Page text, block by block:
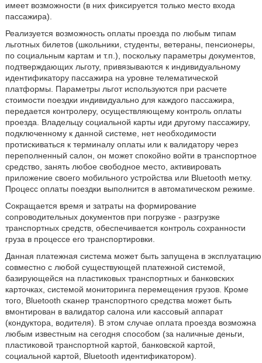
имеет возможности (в них фиксируется только место входа
пассажира).
Реализуется возможность оплаты проезда по любым типам
льготных билетов (школьники, студенты, ветераны, пенсионеры,
по социальным картам и т.п.), поскольку параметры документов,
подтверждающих льготу, привязываются к индивидуальному
идентификатору пассажира на уровне телематической
платформы. Параметры льгот используются при расчете
стоимости поездки индивидуально для каждого пассажира,
передается контролеру, осуществляющему контроль оплаты
проезда. Владельцу социальной карты иди другому пассажиру,
подключенному к данной системе, нет необходимости
протискиваться к терминалу оплаты или к валидатору через
переполненный салон, он может спокойно войти в транспортное
средство, занять любое свободное место, активировать
приложение своего мобильного устройства или Bluetooth метку.
Процесс оплаты поездки выполнится в автоматическом режиме.
Сокращается время и затраты на формирование
сопроводительных документов при погрузке - разгрузке
транспортных средств, обеспечивается контроль сохранности
груза в процессе его транспортировки.
Данная платежная система может быть запущена в эксплуатацию
совместно с любой существующей платежной системой,
базирующейся на пластиковых транспортных и банковских
карточках, системой мониторинга перемещения грузов. Кроме
того, Bluetooth сканер транспортного средства может быть
вмонтирован в валидатор салона или кассовый аппарат
(кондуктора, водителя). В этом случае оплата проезда возможна
любым известным на сегодня способом (за наличные деньги,
пластиковой транспортной картой, банковской картой,
социальной картой, Bluetooth идентификатором).